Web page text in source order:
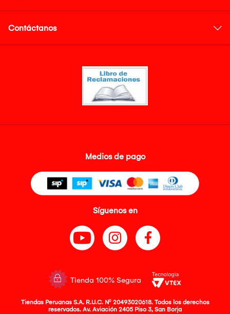
Contáctanos
Medios de pago
Síguenos en
Tienda 100% Segura
Tiendas Peruanas S.A. R.U.C. Nº 20493020618. Todos los derechos
reservados. Av. Aviación 2405 Piso 3, San Borja